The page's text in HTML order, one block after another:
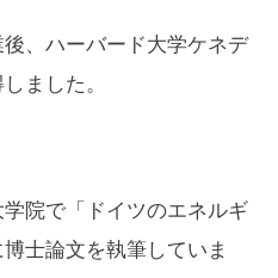
、ハーバード大学ケネデ
ました。
院で「ドイツのエネルギ
士論文を執筆していま